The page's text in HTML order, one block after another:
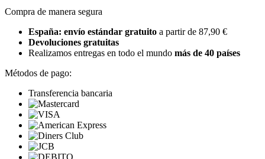
Compra de manera segura
España: envío estándar gratuito a partir de 87,90 €
Devoluciones gratuitas
Realizamos entregas en todo el mundo más de 40 países
Métodos de pago:
Transferencia bancaria